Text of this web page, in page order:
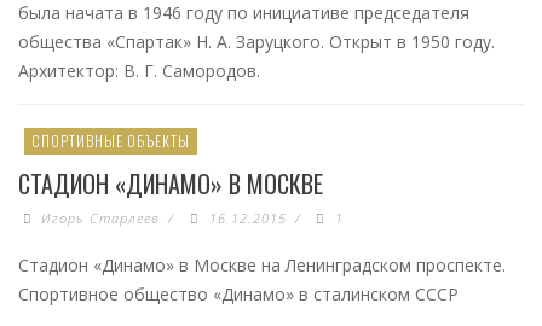
была начата в 1946 году по инициативе председателя
общества «Спартак» Н. А. Заруцкого. Открыт в 1950 году.
Архитектор: В. Г. Самородов.
СПОРТИВНЫЕ ОБЪЕКТЫ
СТАДИОН «ДИНАМО» В МОСКВЕ
Игорь Старлеев / 16.12.2015 / 1
Стадион «Динамо» в Москве на Ленинградском проспекте.
Спортивное общество «Динамо» в сталинском СССР